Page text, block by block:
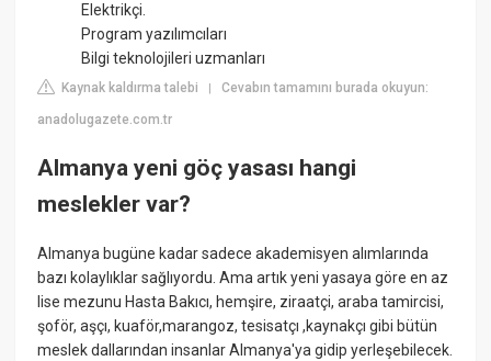
Elektrikçi.
Program yazılımcıları
Bilgi teknolojileri uzmanları
Kaynak kaldırma talebi |Cevabın tamamını burada okuyun:
anadolugazete.com.tr
Almanya yeni göç yasası hangi
meslekler var?
Almanya bugüne kadar sadece akademisyen alımlarında
bazı kolaylıklar sağlıyordu. Ama artık yeni yasaya göre en az
lise mezunu Hasta Bakıcı, hemşire, ziraatçi, araba tamircisi,
şoför, aşçı, kuaför,marangoz, tesisatçı ,kaynakçı gibi bütün
meslek dallarından insanlar Almanya'ya gidip yerleşebilecek.